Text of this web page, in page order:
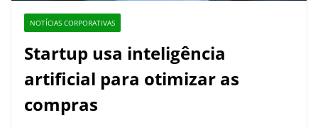
NOTÍCIAS CORPORATIVAS
Startup usa inteligência
artificial para otimizar as
compras